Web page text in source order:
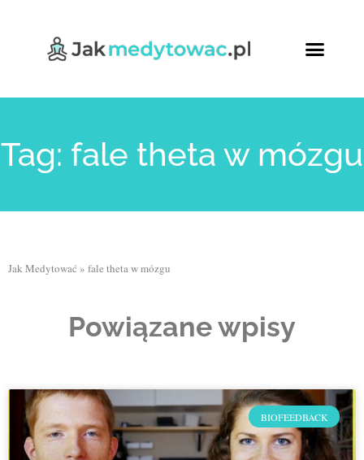
Tag: fale theta w mózgu
Jak Medytować » fale theta w mózgu
Powiązane wpisy
BIOFEEDBACK